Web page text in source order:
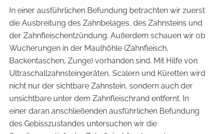
In einer ausführlichen Befundung betrachten wir zuerst
die Ausbreitung des Zahnbelages, des Zahnsteins und
der Zahnfleischentzündung. Außerdem schauen wir ob
Wucherungen in der Maulhöhle (Zahnfleisch,
Backentaschen, Zunge) vorhanden sind. Mit Hilfe von
Ultraschallzahnsteingeräten, Scalern und Küretten wird
nicht nur der sichtbare Zahnstein, sondern auch der
unsichtbare unter dem Zahnfleischrand entfernt. In
einer daran anschließenden ausführlichen Befundung
des Gebisszustandes untersuchen wir die